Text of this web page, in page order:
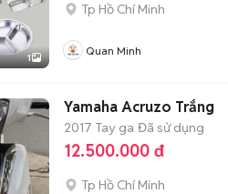
1
Tp Hồ Chí Minh
Quan Minh
Yamaha Acruzo Trắng
2017 Tay ga Đã sử dụng
12.500.000 đ
Tp Hồ Chí Minh